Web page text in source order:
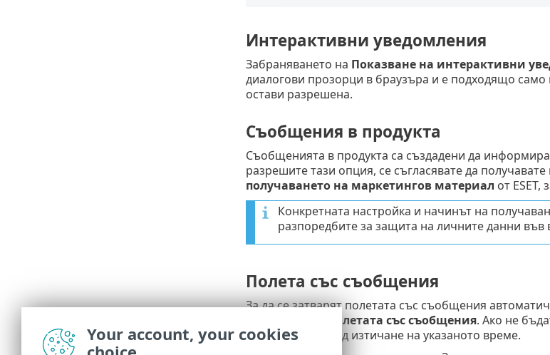
Интерактивни уведомления
Забраняването на Показване на интерактивни
диалогови прозорци в браузъра и е подходящо
остави разрешена.
Съобщения в продукта
Съобщенията в продукта са създадени да
разрешите тази опция, се съгласявате да
получаването на маркетингов материал от ESET,
Конкретната настройка и начинът на
разпоредбите за защита на личните данни във
Полета със съобщения
За да се затварят полетата със съобщения
затваряне на полетата със съобщения. Ако не
автоматично след изтичане на указаното време.
Your account, your cookies